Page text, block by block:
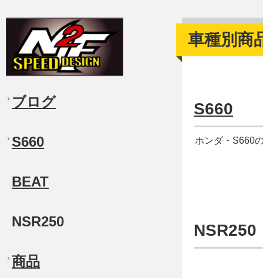
車種別商
S660
ホンダ・S660
NSR250
ブログ
S660
BEAT
NSR250
商品